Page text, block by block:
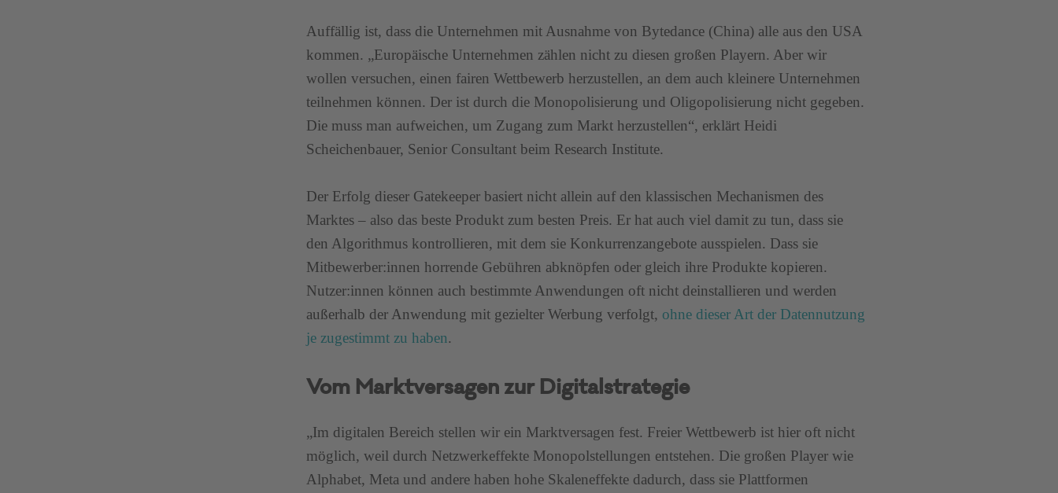
Auffällig ist, dass die Unternehmen mit Ausnahme von Bytedance (China) alle aus den USA
kommen. „Europäische Unternehmen zählen nicht zu diesen großen Playern. Aber wir
wollen versuchen, einen fairen Wettbewerb herzustellen, an dem auch kleinere Unternehmen
teilnehmen können. Der ist durch die Monopolisierung und Oligopolisierung nicht gegeben.
Die muss man aufweichen, um Zugang zum Markt herzustellen“, erklärt Heidi
Scheichenbauer, Senior Consultant beim Research Institute.
Der Erfolg dieser Gatekeeper basiert nicht allein auf den klassischen Mechanismen des
Marktes – also das beste Produkt zum besten Preis. Er hat auch viel damit zu tun, dass sie
den Algorithmus kontrollieren, mit dem sie Konkurrenzangebote ausspielen. Dass sie
Mitbewerber:innen horrende Gebühren abknöpfen oder gleich ihre Produkte kopieren.
Nutzer:innen können auch bestimmte Anwendungen oft nicht deinstallieren und werden
außerhalb der Anwendung mit gezielter Werbung verfolgt, ohne dieser Art der Datennutzung
je zugestimmt zu haben.
Vom Marktversagen zur Digitalstrategie
„Im digitalen Bereich stellen wir ein Marktversagen fest. Freier Wettbewerb ist hier oft nicht
möglich, weil durch Netzwerkeffekte Monopolstellungen entstehen. Die großen Player wie
Alphabet, Meta und andere haben hohe Skaleneffekte dadurch, dass sie Plattformen